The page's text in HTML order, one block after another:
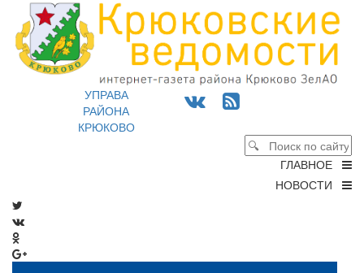
УПРАВА
РАЙОНА
КРЮКОВО
ГЛАВНОЕ
НОВОСТИ